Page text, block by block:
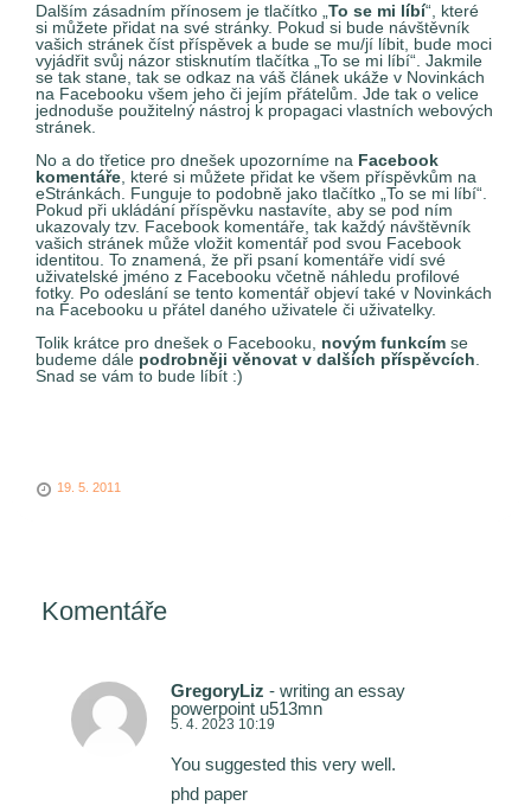
Dalším zásadním přínosem je tlačítko „To se mi líbí“, které
si můžete přidat na své stránky. Pokud si bude návštěvník
vašich stránek číst příspěvek a bude se mu/jí líbit, bude moci
vyjádřit svůj názor stisknutím tlačítka „To se mi líbí“. Jakmile
se tak stane, tak se odkaz na váš článek ukáže v Novinkách
na Facebooku všem jeho či jejím přátelům. Jde tak o velice
jednoduše použitelný nástroj k propagaci vlastních webových
stránek.
No a do třetice pro dnešek upozorníme na Facebook
komentáře, které si můžete přidat ke všem příspěvkům na
eStránkách. Funguje to podobně jako tlačítko „To se mi líbí“.
Pokud při ukládání příspěvku nastavíte, aby se pod ním
ukazovaly tzv. Facebook komentáře, tak každý návštěvník
vašich stránek může vložit komentář pod svou Facebook
identitou. To znamená, že při psaní komentáře vidí své
uživatelské jméno z Facebooku včetně náhledu profilové
fotky. Po odeslání se tento komentář objeví také v Novinkách
na Facebooku u přátel daného uživatele či uživatelky.
Tolik krátce pro dnešek o Facebooku, novým funkcím se
budeme dále podrobněji věnovat v dalších příspěvcích.
Snad se vám to bude líbít :)
19. 5. 2011
Komentáře
GregoryLiz - writing an essay
powerpoint u513mn
5. 4. 2023 10:19
You suggested this very well.
phd paper